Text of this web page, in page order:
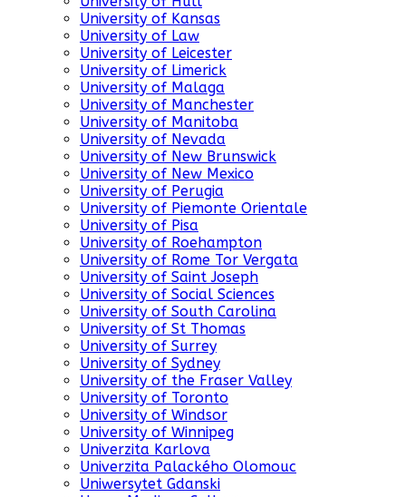
University of Kansas
University of Law
University of Leicester
University of Limerick
University of Malaga
University of Manchester
University of Manitoba
University of Nevada
University of New Brunswick
University of New Mexico
University of Perugia
University of Piemonte Orientale
University of Pisa
University of Roehampton
University of Rome Tor Vergata
University of Saint Joseph
University of Social Sciences
University of South Carolina
University of St Thomas
University of Surrey
University of Sydney
University of the Fraser Valley
University of Toronto
University of Windsor
University of Winnipeg
Univerzita Karlova
Univerzita Palackého Olomouc
Uniwersytet Gdanski